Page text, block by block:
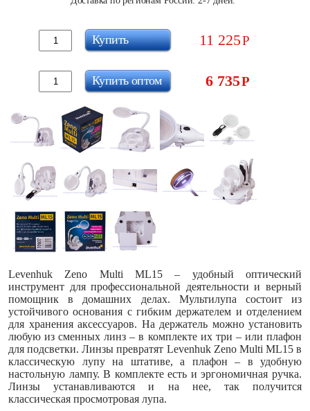
11 225Р
Купить
6 735Р
Купить оптом
Levenhuk Zeno Multi ML15 – удобный оптический
инструмент для профессиональной деятельности и верный
помощник в домашних делах. Мультилупа состоит из
устойчивого основания с гибким держателем и отделением
для хранения аксессуаров. На держатель можно установить
любую из сменных линз – в комплекте их три – или плафон
для подсветки. Линзы превратят Levenhuk Zeno Multi ML15 в
классическую лупу на штативе, а плафон – в удобную
настольную лампу. В комплекте есть и эргономичная ручка.
Линзы устанавливаются и на нее, так получится
классическая просмотровая лупа.